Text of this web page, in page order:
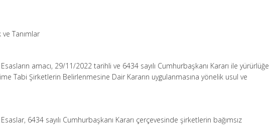
Tanımlar
amacı, 29/11/2022 tarihli ve 6434 sayılı Cumhurbaşkanı Kararı ile yürürlüğe
Tabi Şirketlerin Belirlenmesine Dair Kararın uygulanmasına yönelik usul ve
6434 sayılı Cumhurbaşkanı Kararı çerçevesinde şirketlerin bağımsız